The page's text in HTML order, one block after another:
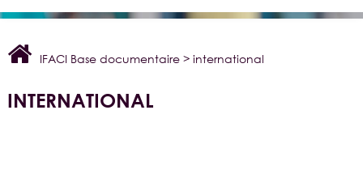
IFACI Base documentaire > international
INTERNATIONAL